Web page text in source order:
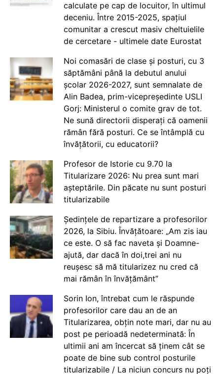
calculate pe cap de locuitor, în ultimul
deceniu. Între 2015-2025, spațiul
comunitar a crescut masiv cheltuielile
de cercetare - ultimele date Eurostat
Noi comasări de clase și posturi, cu 3
săptămâni până la debutul anului
școlar 2026-2027, sunt semnalate de
Alin Badea, prim-vicepreședinte USLI
Gorj: Ministerul o comite grav de tot.
Ne sună directorii disperați că oamenii
rămân fără posturi. Ce se întâmplă cu
învățătorii, cu educatorii?
Profesor de Istorie cu 9.70 la
Titularizare 2026: Nu prea sunt mari
așteptările. Din păcate nu sunt posturi
titularizabile
Ședințele de repartizare a profesorilor
2026, la Sibiu. Învățătoare: „Am zis iau
ce este. O să fac naveta și Doamne-
ajută, dar dacă în doi,trei ani nu
reușesc să mă titularizez nu cred că
mai rămân în învățământ”
Sorin Ion, întrebat cum le răspunde
profesorilor care dau an de an
Titularizarea, obțin note mari, dar nu au
post pe perioadă nedeterminată: În
ultimii ani am încercat să ținem cât se
poate de bine sub control posturile
titularizabile / La niciun concurs nu poți